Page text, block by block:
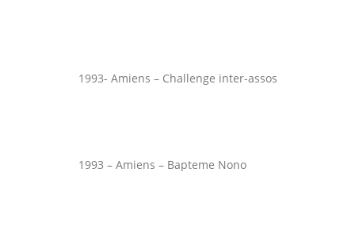
1993- Amiens – Challenge inter-assos
1993 – Amiens – Bapteme Nono